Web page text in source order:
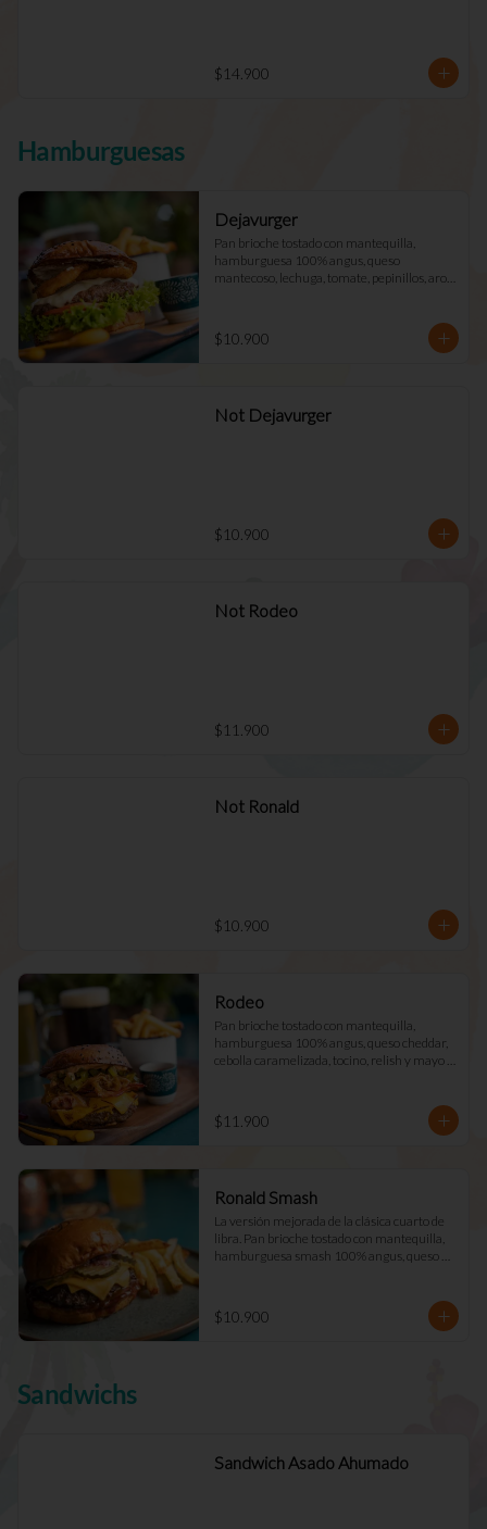
$14.900
Hamburguesas
Dejavurger
Pan brioche tostado con mantequilla,
hamburguesa 100% angus, queso
mantecoso, lechuga, tomate, pepinillos, aros
$10.900
Not Dejavurger
$10.900
Not Rodeo
$11.900
Not Ronald
$10.900
Rodeo
Pan brioche tostado con mantequilla,
hamburguesa 100% angus, queso cheddar,
cebolla caramelizada, tocino, relish y mayo
$11.900
Ronald Smash
La versión mejorada de la clásica cuarto de
libra. Pan brioche tostado con mantequilla,
hamburguesa smash 100% angus, queso
$10.900
Sandwichs
Sandwich Asado Ahumado